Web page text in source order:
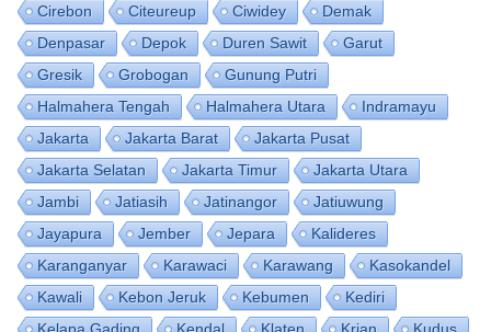
Cirebon
Citeureup Ciwidey
Demak
Denpasar
Depok Duren Sawit
Garut
Gresik
Grobogan
Gunung Putri
Halmahera Tengah
Halmahera Utara
Indramayu
Jakarta
Jakarta Barat
Jakarta Pusat
Jakarta Selatan
Jakarta Timur
Jakarta Utara
Jambi
Jatiasih Jatinangor
Jatiuwung
Jayapura
Jember Jepara
Kalideres
Karanganyar
Karawaci Karawang
Kasokandel
Kawali
Kebon Jeruk Kebumen
Kediri
Kelapa Gading
Kendal Klaten Krian
Kudus